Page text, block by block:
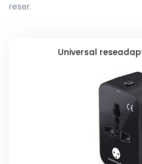
reser.
Universal